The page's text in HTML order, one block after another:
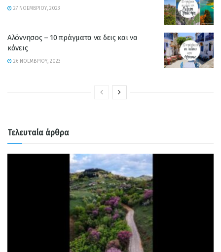
27 ΝΟΕΜΒΡΊΟΥ, 2023
Αλόννησος – 10 πράγματα να δεις και να
κάνεις
26 ΝΟΕΜΒΡΊΟΥ, 2023
Τελευταία άρθρα